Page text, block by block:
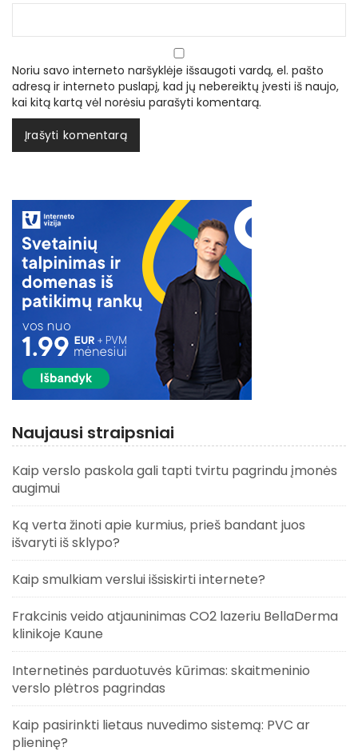
Noriu savo interneto naršyklėje išsaugoti vardą, el. pašto
adresą ir interneto puslapį, kad jų nebereiktų įvesti iš naujo,
kai kitą kartą vėl norėsiu parašyti komentarą.
Naujausi straipsniai
Kaip verslo paskola gali tapti tvirtu pagrindu įmonės
augimui
Ką verta žinoti apie kurmius, prieš bandant juos
išvaryti iš sklypo?
Kaip smulkiam verslui išsiskirti internete?
Frakcinis veido atjauninimas CO2 lazeriu BellaDerma
klinikoje Kaune
Internetinės parduotuvės kūrimas: skaitmeninio
verslo plėtros pagrindas
Kaip pasirinkti lietaus nuvedimo sistemą: PVC ar
plieninę?